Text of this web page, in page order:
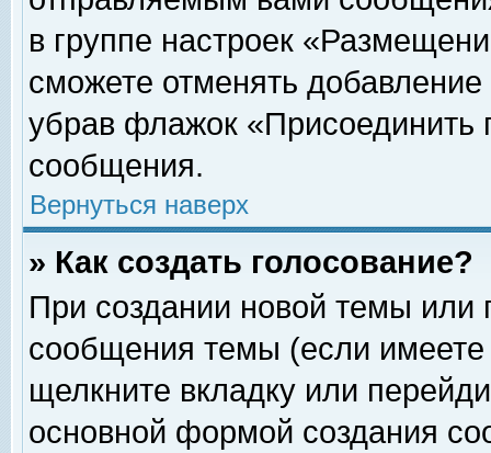
в группе настроек
сможете отменять
убрав флажок «Присоединить
сообщения.
Вернуться наверх
» Как создать голосование?
При создании новой темы или
сообщения темы (если
щелкните вкладку или
основной формой создания